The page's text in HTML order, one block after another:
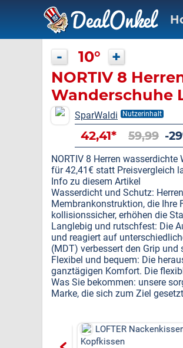
- 10° +
NORTIV 8
Wanderschuhe
Trekking
SparWaldi Nutzerinhalt
42,41* 59,99 -
NORTIV 8 Herren
für 42,41€ statt Preisvergleich
Info zu diesem Artikel
Wasserdicht und Schutz:
Membrankonstruktion, die Ihre
kollisionssicher, erhöhen die
Langlebig und rutschfest: Die
und reagiert auf
(MDT) verbessert den Grip
Flexibel und bequem: Die
ganztägigen Komfort. Die
Was Sie bekommen: unsere
Marke, die sich zum Ziel
LOFTER Nackenkissen
Kopfkissen